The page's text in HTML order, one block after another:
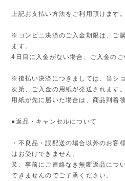
上記お支払い方法をご利用頂けます。
※コンビニ決済のご入金期限は、ご
ます。
4日目に入金がない場合、ご入金のご
※後払い決済につきましては、当シ
次第、ご入金の用紙が発送されます。
用紙が先に届いた場合は、商品到着
●返品・キャンセルについて
・不良品・誤配送の場合以外のお客
はお受けできません。
又、事前にご連絡なき無断返品につ
できませんのでご了承ください。